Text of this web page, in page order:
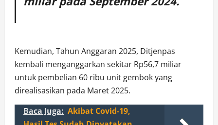
Kemudian, Tahun Anggaran 2025, Ditjenpas
kembali menganggarkan sekitar Rp56,7 miliar
untuk pembelian 60 ribu unit gembok yang
direalisasikan pada Maret 2025.
Baca Juga: Akibat Covid-19,